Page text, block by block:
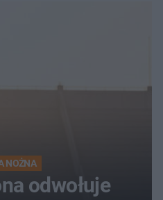
NOŻNA
odwołuje